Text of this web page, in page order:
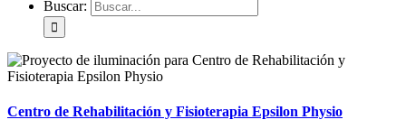
Buscar:
Centro de Rehabilitación y Fisioterapia Epsilon Physio